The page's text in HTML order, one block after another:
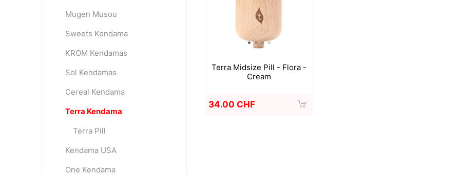
Duncan Toys
Terra Midsize Pill - Flora -
Cream
34.00 CHF
Mugen Musou
Sweets Kendama
KROM Kendamas
Sol Kendamas
Cereal Kendama
Terra Kendama
Terra Pill
Kendama USA
One Kendama